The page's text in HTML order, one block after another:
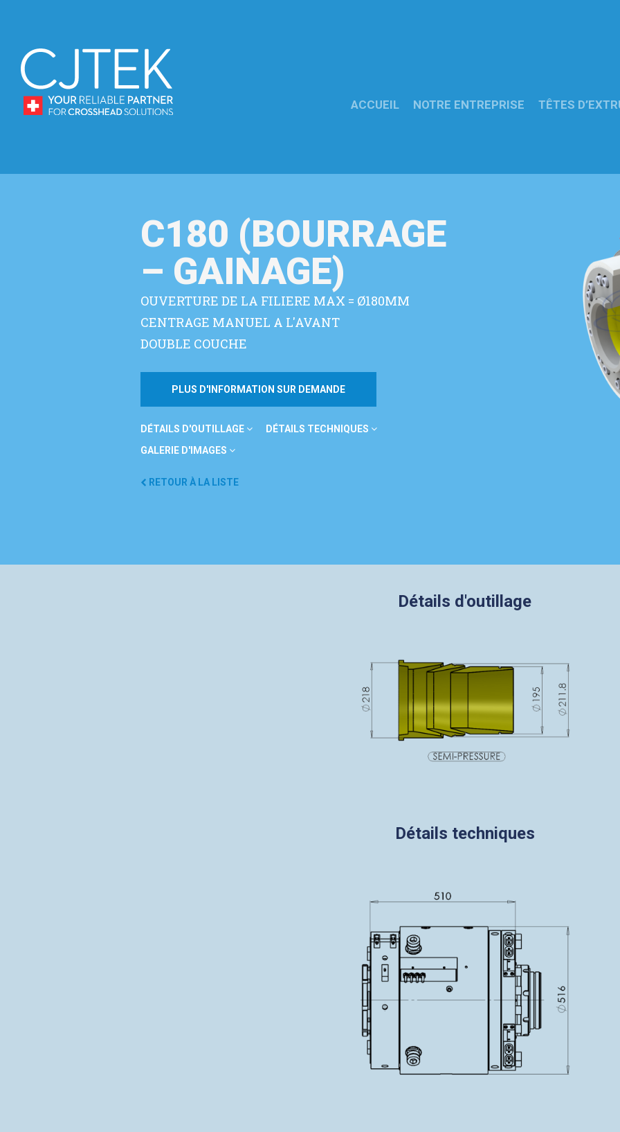
ACCUEIL NOTRE ENTREPRISE TÊTES
C180 (BOURRAGE
– GAINAGE)
OUVERTURE DE LA FILIERE MAX = Ø180MM
CENTRAGE MANUEL A L'AVANT
DOUBLE COUCHE
PLUS D'INFORMATION SUR DEMANDE
DÉTAILS D'OUTILLAGE
DÉTAILS TECHNIQUES
GALERIE D'IMAGES
RETOUR À LA LISTE
Détails d'outillage
Détails techniques